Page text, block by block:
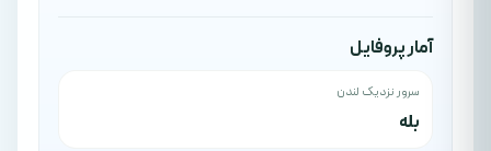
آمار پروفایل
سرور نزدیک لندن
بله